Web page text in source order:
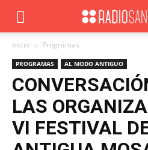
Inicio Programas
PROGRAMAS AL MODO ANTIGUO
LAS
VI FESTIVAL